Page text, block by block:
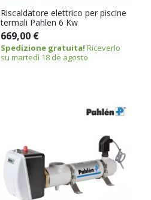
Riscaldatore elettrico per piscine
termali Pahlen 6 Kw
669,00 €
Spedizione gratuita! Riceverlo
su martedì 18 de agosto